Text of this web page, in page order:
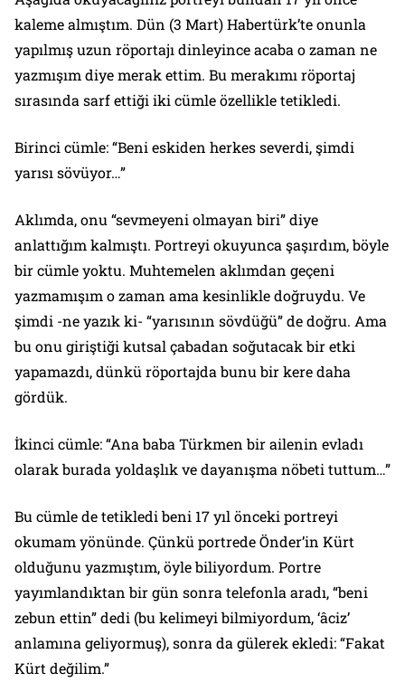
kaleme almıştım. Dün (3 Mart) Habertürk’te onunla
yapılmış uzun röportajı dinleyince acaba o zaman ne
yazmışım diye merak ettim. Bu merakımı röportaj
sırasında sarf ettiği iki cümle özellikle tetikledi.
Birinci cümle: “Beni eskiden herkes severdi, şimdi
yarısı sövüyor…”
Aklımda, onu “sevmeyeni olmayan biri” diye
anlattığım kalmıştı. Portreyi okuyunca şaşırdım, böyle
bir cümle yoktu. Muhtemelen aklımdan geçeni
yazmamışım o zaman ama kesinlikle doğruydu. Ve
şimdi -ne yazık ki- “yarısının sövdüğü” de doğru. Ama
bu onu giriştiği kutsal çabadan soğutacak bir etki
yapamazdı, dünkü röportajda bunu bir kere daha
gördük.
İkinci cümle: “Ana baba Türkmen bir ailenin evladı
olarak burada yoldaşlık ve dayanışma nöbeti tuttum…”
Bu cümle de tetikledi beni 17 yıl önceki portreyi
okumam yönünde. Çünkü portrede Önder’in Kürt
olduğunu yazmıştım, öyle biliyordum. Portre
yayımlandıktan bir gün sonra telefonla aradı, “beni
zebun ettin” dedi (bu kelimeyi bilmiyordum, ‘âciz’
anlamına geliyormuş), sonra da gülerek ekledi: “Fakat
Kürt değilim.”